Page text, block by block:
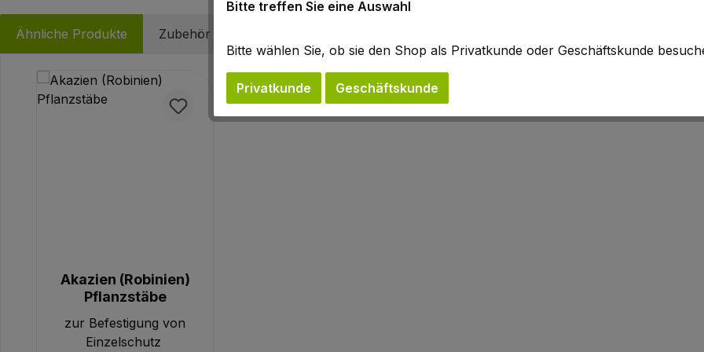
Ähnliche Produkte Zubehör
Produktgalerie überspringen
Akazien (Robinien)
Pflanzstäbe
zur Befestigung von
Einzelschutz
Bitte treffen Sie eine Auswahl
Bitte wählen Sie, ob sie den Shop als Privatkunde oder Geschäftskunde
Privatkunde Geschäftskunde